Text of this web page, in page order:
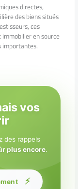
directes,
des biens situés
ces
en source
vos
des rappels
plus encore.
⚡